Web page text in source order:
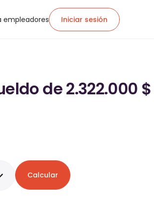
empleadores Iniciar sesión
de 2.322.000 $
Calcular